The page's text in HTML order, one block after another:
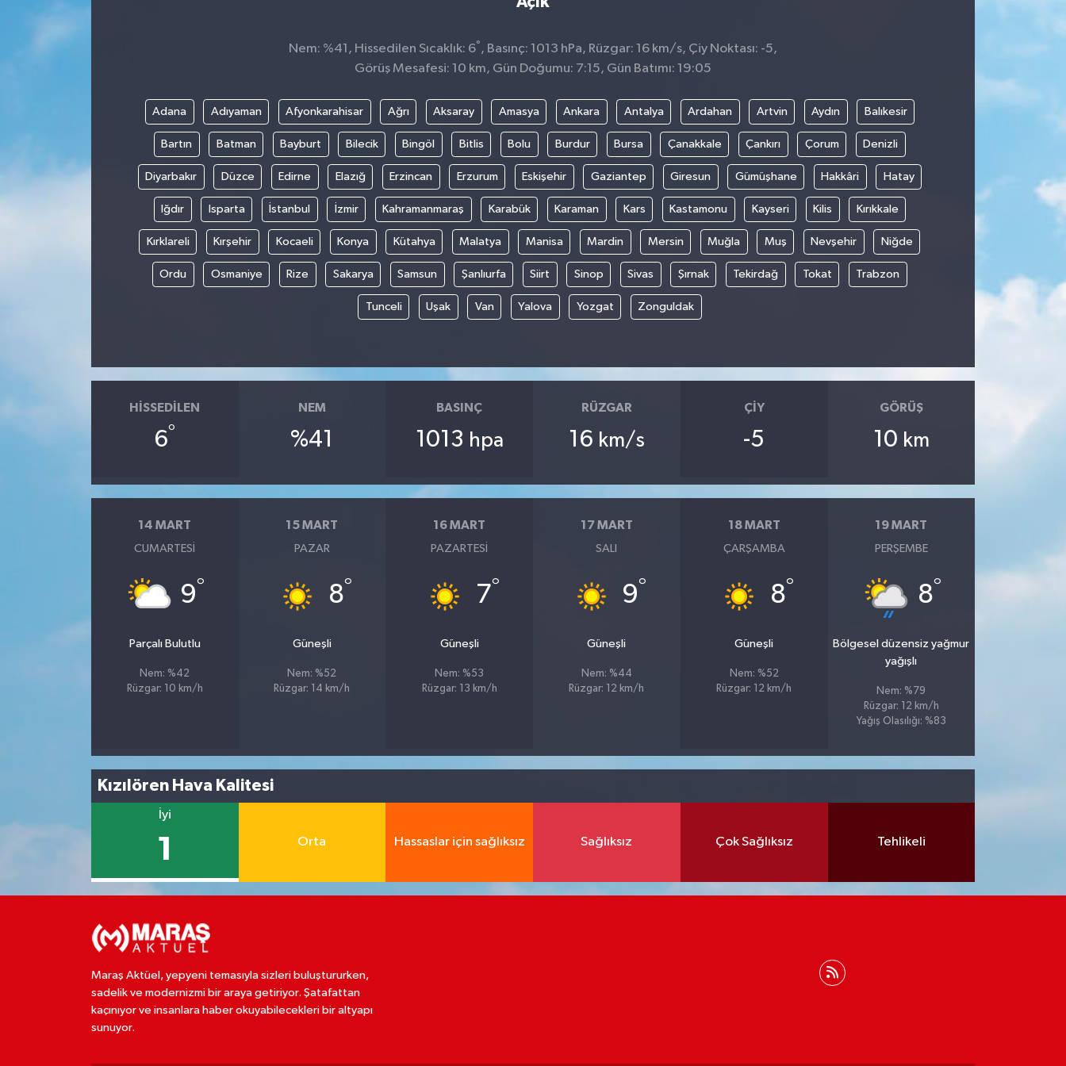
Nem: %41, Hissedilen Sıcaklık: 6° , Basınç: 1013 hPa, Rüzgar: 16 km/s, Çiy Noktası: -5,
Görüş Mesafesi: 10 km, Gün Doğumu: 7:15, Gün Batımı: 19:05
Adana Adıyaman Afyonkarahisar Ağrı Aksaray Amasya Ankara Antalya Ardahan Artvin Aydın Balıkesir
Bartın Batman Bayburt Bilecik Bingöl Bitlis Bolu Burdur Bursa Çanakkale Çankırı Çorum Denizli
Diyarbakır Düzce Edirne Elazığ Erzincan Erzurum Eskişehir Gaziantep Giresun Gümüşhane Hakkâri Hatay
Iğdır Isparta İstanbul İzmir Kahramanmaraş Karabük Karaman Kars Kastamonu Kayseri Kilis Kırıkkale
Kırklareli Kırşehir Kocaeli Konya Kütahya Malatya Manisa Mardin Mersin Muğla Muş Nevşehir Niğde
Ordu Osmaniye Rize Sakarya Samsun Şanlıurfa Siirt Sinop Sivas Şırnak Tekirdağ Tokat Trabzon
Tunceli Uşak Van Yalova Yozgat Zonguldak
HISSEDILEN
6°
NEM
%41
BASINÇ
1013 hpa
RÜZGAR
16 km/s
ÇIY
-5
GÖRÜŞ
10 km
14 MART
CUMARTESI
9°
Parçalı Bulutlu
Nem: %42
Rüzgar: 10 km/h
15 MART
PAZAR
8°
Güneşli
Nem: %52
Rüzgar: 14 km/h
16 MART
PAZARTESI
7°
Güneşli
Nem: %53
Rüzgar: 13 km/h
17 MART
SALI
9°
Güneşli
Nem: %44
Rüzgar: 12 km/h
18 MART
ÇARŞAMBA
8°
Güneşli
Nem: %52
Rüzgar: 12 km/h
19 MART
PERŞEMBE
8°
Bölgesel düzensiz yağmur
yağışlı
Nem: %79
Rüzgar: 12 km/h
Yağış Olasılığı: %83
Kızılören Hava Kalitesi
İyi
1 Orta Hassaslar için sağlıksız Sağlıksız Çok Sağlıksız Tehlikeli
Maraş Aktüel, yepyeni temasıyla sizleri buluştururken,
sadelik ve modernizmi bir araya getiriyor. Şatafattan
kaçınıyor ve insanlara haber okuyabilecekleri bir altyapı
sunuyor.